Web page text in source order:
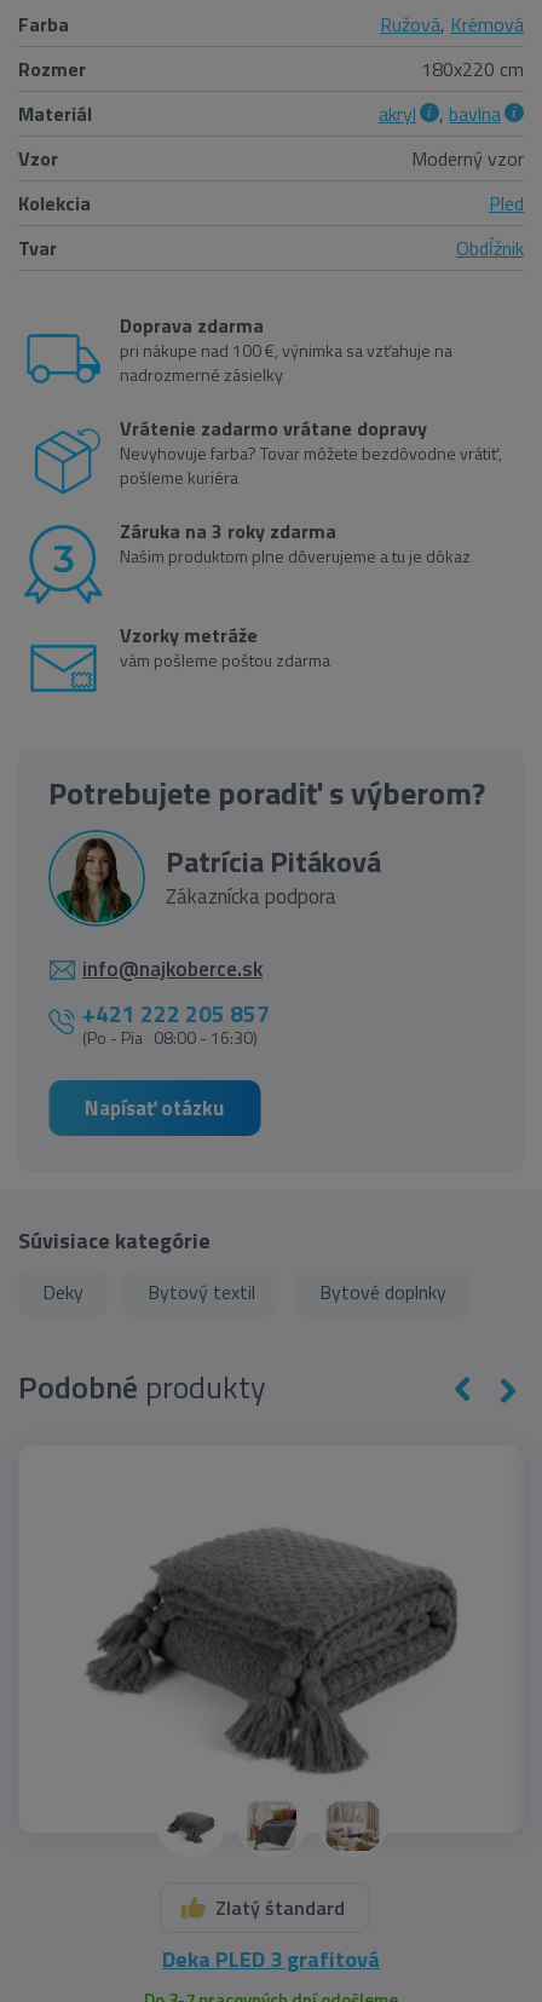
Farba Ružová, Krémová
Rozmer
180x220 cm
Materiál
akryl , bavlna
Vzor
Moderný vzor
Kolekcia
Pled
Tvar
Obdĺžnik
Doprava zdarma
pri nákupe nad 100 €, výnimka sa vzťahuje na
nadrozmerné zásielky
Vrátenie zadarmo vrátane dopravy
Nevyhovuje farba? Tovar môžete bezdôvodne vrátiť,
pošleme kuriéra
Záruka na 3 roky zdarma
Našim produktom plne dôverujeme a tu je dôkaz
Vzorky metráže
vám pošleme poštou zdarma
Potrebujete poradiť s výberom?
Patrícia Pitáková
Zákaznícka podpora
info@najkoberce.sk
+421 222 205 857
(Po - Pia 08:00 - 16:30)
Napísať otázku
Súvisiace kategórie
Deky Bytový textil Bytové doplnky
Podobné produkty
Zlatý štandard
Deka PLED 3 grafitová